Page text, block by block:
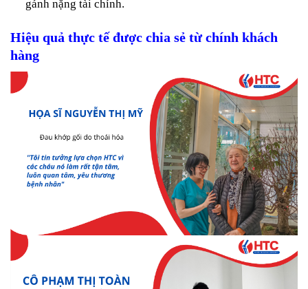
gánh nặng tài chính.
Hiệu quả thực tế được chia sẻ từ chính khách
hàng